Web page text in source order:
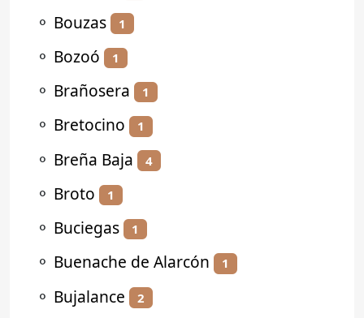
⚬ Bouzas 1
⚬ Bozoó 1
⚬ Brañosera 1
⚬ Bretocino 1
⚬ Breña Baja 4
⚬ Broto 1
⚬ Buciegas 1
⚬ Buenache de Alarcón 1
⚬ Bujalance 2